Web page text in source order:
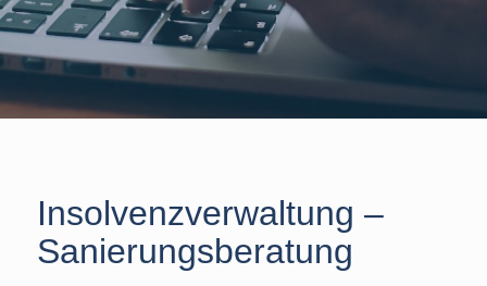
Insolvenzverwaltung –
Sanierungsberatung